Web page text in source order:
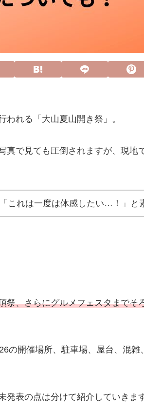
われる「大山夏山開き祭」。
真で見ても圧倒されますが、現地
これは一度は体感したい…！」と
祭、さらにグルメフェスタまでそ
の開催場所、駐車場、屋台、混
表の点は分けて紹介していきます